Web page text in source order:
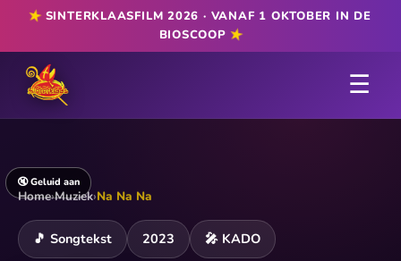
★SINTERKLAASFILM 2026 · VANAF 1 OKTOBER IN DE
BIOSCOOP ★
☰
🔇 Geluid aan
Home›Muziek›Na Na Na
🎵 Songtekst 2023 🎤 KADO